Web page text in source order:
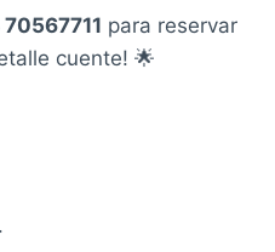
para reservar
cuente! 🌟